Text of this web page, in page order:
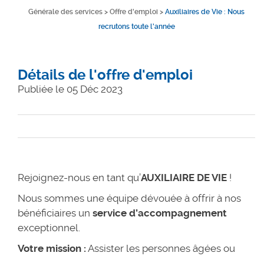
Générale des services > Offre d'emploi > Auxiliaires de Vie : Nous
recrutons toute l’année
Détails de l'offre d'emploi
Publiée le 05 Déc 2023
Rejoignez-nous en tant qu’AUXILIAIRE DE VIE !
Nous sommes une équipe dévouée à offrir à nos
bénéficiaires un service d’accompagnement
exceptionnel.
Votre mission : Assister les personnes âgées ou